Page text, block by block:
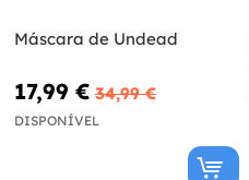
Máscara de Undead
17,99 € 34,99 €
DISPONÍVEL